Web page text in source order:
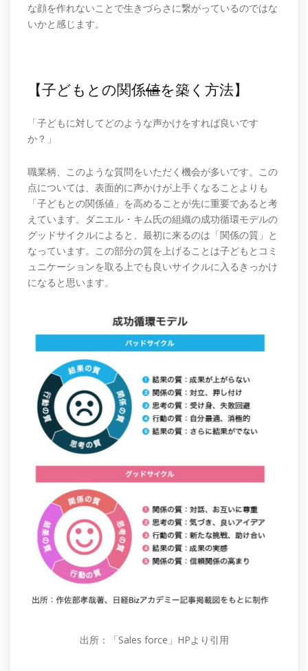
な顔を作れないことで生きづらさに繋がっているのではな
いかと感じます。
【子どもとの関係値を築く方法】
「子どもに対してどのような声かけをすれば良いです
か？」
職業柄、このような質問をいただく機会が多いです。この
点については、表面的に声かけが上手くなることよりも
「子どもとの関係値」を高めることが先に重要であると考
えています。ダニエル・キム氏の組織の成功循環モデルの
グッドサイクルによると、最初に来るのは「関係の質」と
なっています。この部分の質を上げることは子どもとコミ
ュニケーションを取る上でも良いサイクルに入るきっかけ
になると思います。
出所：「Sales force」HPより引用